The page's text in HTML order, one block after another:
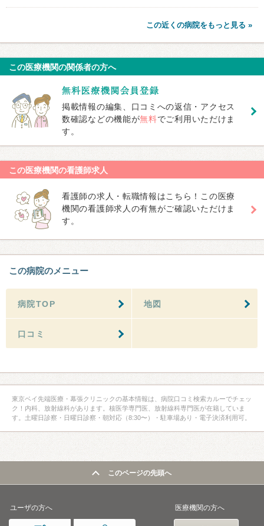
この近くの病院をもっと見る »
この医療機関の関係者の方へ
掲載情報の編集、口コミへの返信・アクセス
数確認などの機能が無料でご利用いただけま
す。
この医療機関の看護師求人
看護師の求人・転職情報はこちら！この医療
機関の看護師求人の有無がご確認いただけま
す。
この病院のメニュー
病院TOP 地図
口コミ
東京ベイ先端医療・幕張クリニックの基本情報は、病院口コミ検索カルーでチェッ
ク！内科、放射線科があります。核医学専門医、放射線科専門医が在籍していま
す。土曜日診察・日曜日診察・朝対応（8:30〜）・駐車場あり・電子決済利用可。
このページの先頭へ
ユーザの方へ 医療機関の方へ